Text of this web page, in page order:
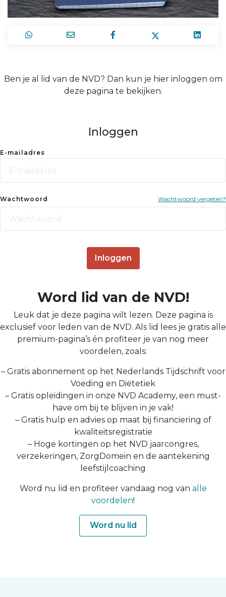
Ben je al lid van de NVD? Dan kun je hier inloggen om
deze pagina te bekijken.
Inloggen
E-mailadres
Wachtwoord Wachtwoord vergeten?
Inloggen
Word lid van de NVD!
Leuk dat je deze pagina wilt lezen. Deze pagina is
exclusief voor leden van de NVD. Als lid lees je gratis alle
premium-pagina’s én profiteer je van nog meer
voordelen, zoals:
– Gratis abonnement op het Nederlands Tijdschrift voor
Voeding en Diëtetiek
– Gratis opleidingen in onze NVD Academy, een must-
have om bij te blijven in je vak!
– Gratis hulp en advies op maat bij financiering of
kwaliteitsregistratie
– Hoge kortingen op het NVD jaarcongres,
verzekeringen, ZorgDomein en de aantekening
leefstijlcoaching
Word nu lid en profiteer vandaag nog van alle
voordelen!
Word nu lid